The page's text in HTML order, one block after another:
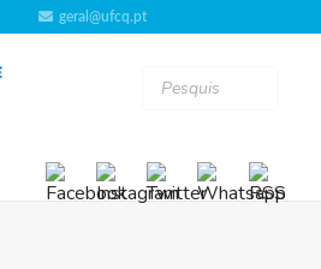
geral@ufcq.pt